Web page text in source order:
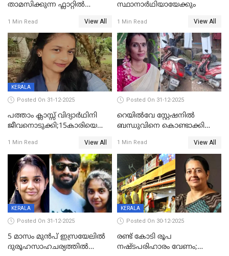
താമസിക്കുന്ന ഫ്ലാറ്റില്‍
സംഭവം കൈതപ്പൊയിലില്‍
1 Min Read View All
സ്ഥാനാർഥിയായേക്കും
1 Min Read View All
KERALA
Posted On 31-12-2025
പത്താം ക്ലാസ്സ് വിദ്യാര്‍ഥിനി
ജീവനൊടുക്കി;15കാരിയെ
കിടപ്പുമുറിയില്‍ തൂങ്ങി മരിച്ച
നിലയിൽ
1 Min Read View All
Posted On 31-12-2025
റെയിൽവേ സ്റ്റേഷനിൽ
ബന്ധുവിനെ കൊണ്ടാക്കി
ലോറി സ്കൂട്ടറിൽ ഇടിച്ചു :
യുവതിക്ക് ദാരുണാന്ത്യം
1 Min Read View All
KERALA
Posted On 31-12-2025
5 മാസം മുൻപ് ഇസ്രയേലിൽ
ദുരൂഹസാഹചര്യത്തിൽ
KERALA
Posted On 30-12-2025
രണ്ട് കോടി രൂപ
നഷ്ടപരിഹാരം വേണം;